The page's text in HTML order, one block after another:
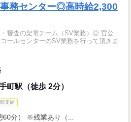
務センター◎高時給2,300
ールセンターのSV業務を行って頂きま
町駅（徒歩 2分）
支給
60分） ※残業あり（...